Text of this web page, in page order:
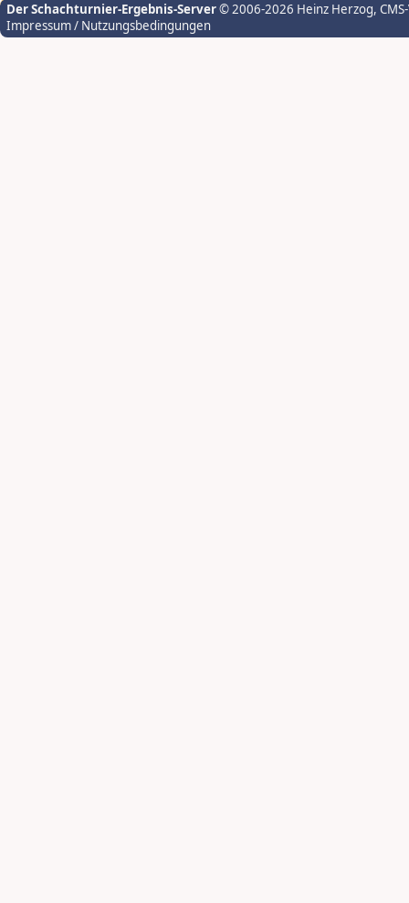
Der Schachturnier-Ergebnis-Server© 2006-2026 Heinz Herzog,
Impressum / Nutzungsbedingungen